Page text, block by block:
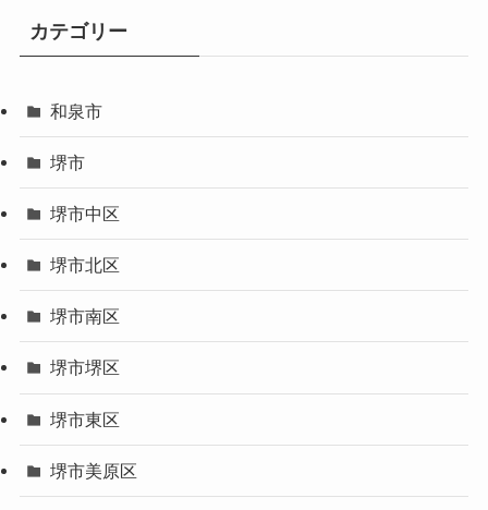
カテゴリー
和泉市
堺市
堺市中区
堺市北区
堺市南区
堺市堺区
堺市東区
堺市美原区